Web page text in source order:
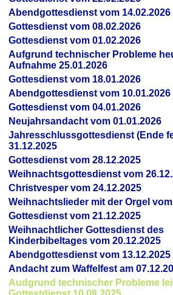
Abendgottesdienst vom 14.02.2026
Gottesdienst vom 08.02.2026
Gottesdienst vom 01.02.2026
Aufgrund technischer Probleme
Aufnahme 25.01.2026
Gottesdienst vom 18.01.2026
Abendgottesdienst vom 10.01.2026
Gottesdienst vom 04.01.2026
Neujahrsandacht vom 01.01.2026
Jahresschlussgottesdienst (Ende
31.12.2025
Gottesdienst vom 28.12.2025
Weihnachtsgottesdienst vom
Christvesper vom 24.12.2025
Weihnachtslieder mit der Orgel vom
Gottesdienst vom 21.12.2025
Weihnachtlicher Gottesdienst des
Kinderbibeltages vom 20.12.2025
Abendgottesdienst vom 13.12.2025
Andacht zum Waffelfest am
Audgrund technischer Probleme